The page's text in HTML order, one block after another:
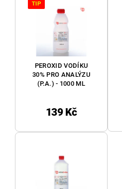
TIP
PEROXID VODÍKU
30% PRO ANALÝZU
(P.A.) - 1000 ML
139 Kč